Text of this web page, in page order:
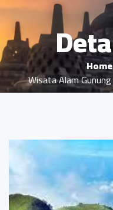
Home
Wisata Alam